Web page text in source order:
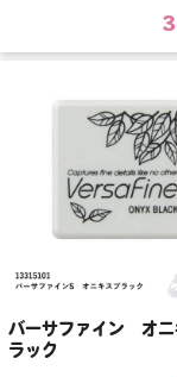
バーサファイン オニ
ラック